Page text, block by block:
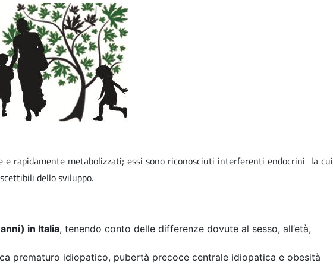
rapidamente metabolizzati; essi sono riconosciuti interferenti endocrini la cui
dello sviluppo.
in Italia, tenendo conto delle differenze dovute al sesso, all’età,
prematuro idiopatico, pubertà precoce centrale idiopatica e obesità